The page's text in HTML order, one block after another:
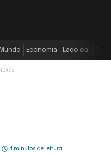
Mundo Economia Lado oa!
4 minutos de leitura